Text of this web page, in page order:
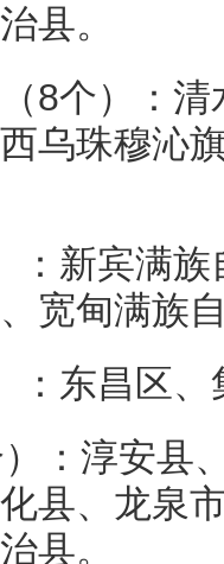
县。
8个）：
乌珠穆沁
：新宾满
宽甸满族
：东昌区、
：淳安县
县、龙泉
县。